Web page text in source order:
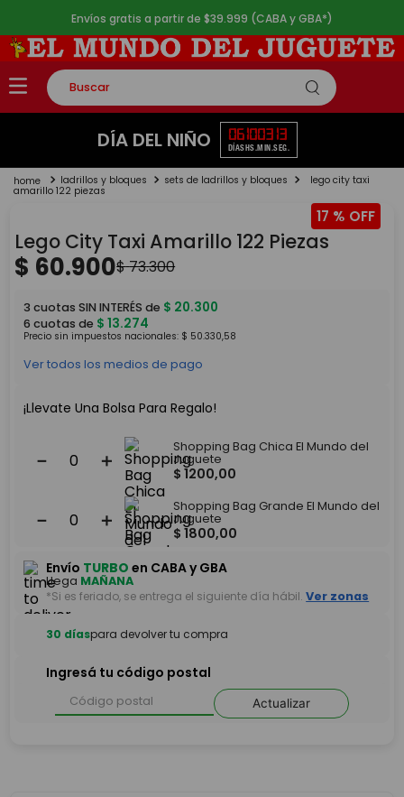
Envíos gratis a partir de $39.999 (CABA y GBA*)
Buscar
TÉRMINOS MÁS BUSCADOS
2.
lego
4.
monopatin
5. toy story
DÍA DEL NIÑO 06
DÍAS
10
HS.
03
MIN.
13
SEG.
ladrillos y bloques sets de ladrillos y bloques lego city taxi
amarillo 122 piezas
17 %
Lego City Taxi Amarillo 122 Piezas
$ 60.900$73.300
3 cuotas SIN INTERÉS de $ 20.300
6 cuotas de $ 13.274
Precio sin impuestos nacionales: $ 50.330,58
Ver todos los medios de pago
¡Llevate Una Bolsa Para Regalo!
＋
－
Shopping Bag Chica El Mundo del
Juguete
$ 1200,00
＋
－
Shopping Bag Grande El Mundo del
Juguete
$ 1800,00
Envío TURBO en CABA y GBA
Llega MAÑANA
*Si es feriado, se entrega el siguiente día hábil. Ver zonas
30 díaspara devolver tu compra
Ingresá tu código postal
Actualizar